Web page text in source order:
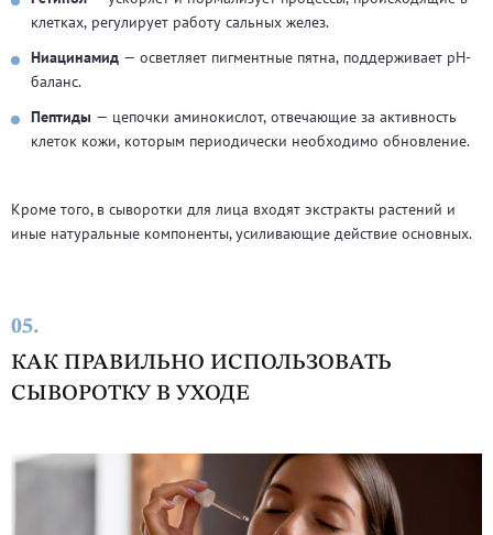
клетках, регулирует работу сальных желез.
Ниацинамид — осветляет пигментные пятна, поддерживает pH-
баланс.
Пептиды — цепочки аминокислот, отвечающие за активность
клеток кожи, которым периодически необходимо обновление.
Кроме того, в сыворотки для лица входят экстракты растений и
иные натуральные компоненты, усиливающие действие основных.
05.
КАК ПРАВИЛЬНО ИСПОЛЬЗОВАТЬ
СЫВОРОТКУ В УХОДЕ